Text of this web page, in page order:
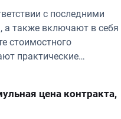
с последними
а также включают в себя
стоимостного
практические
актуальные вопросы,
поступающие запросы
выдается
с занесением
цена контракта,